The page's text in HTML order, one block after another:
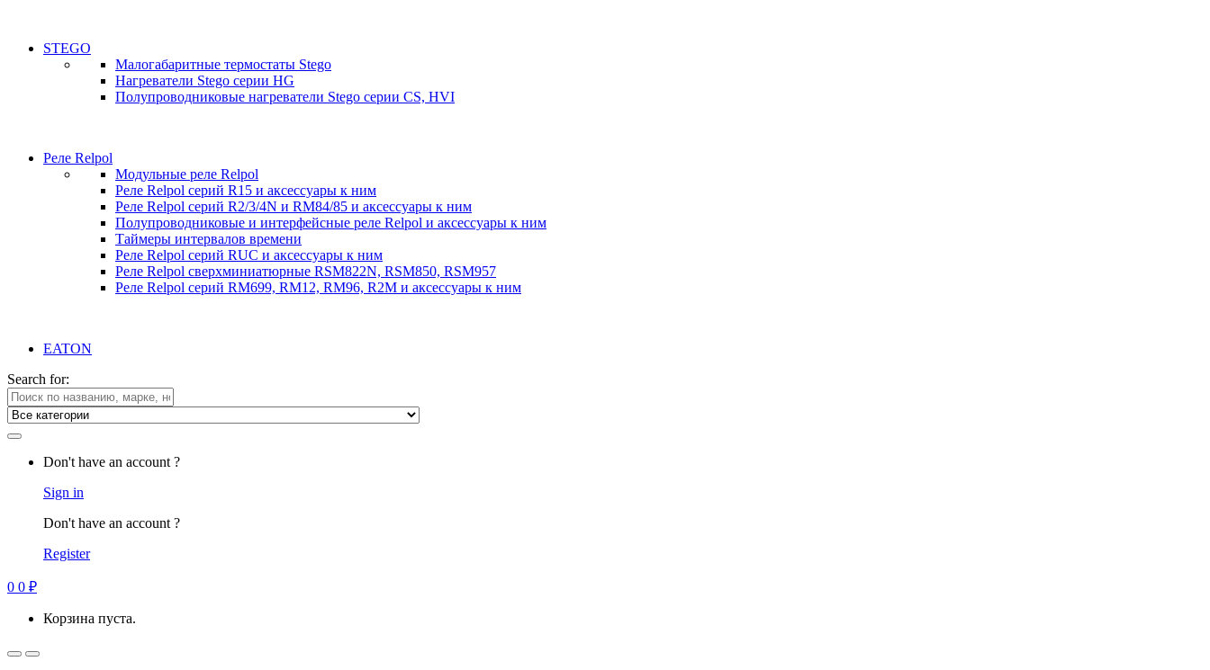
STEGO
Малогабаритные термостаты Stego
Нагреватели Stego серии HG
Полупроводниковые нагреватели Stego серии CS, HVI
Реле Relpol
Модульные реле Relpol
Реле Relpol серий R15 и аксессуары к ним
Реле Relpol серий R2/3/4N и RM84/85 и аксессуары к ним
Полупроводниковые и интерфейсные реле Relpol и аксессуары к ним
Таймеры интервалов времени
Реле Relpol серий RUC и аксессуары к ним
Реле Relpol сверхминиатюрные RSM822N, RSM850, RSM957
Реле Relpol серий RM699, RM12, RM96, R2M и аксессуары к ним
EATON
Search for:
Don't have an account ?
Sign in
Don't have an account ?
Register
0 0 ₽
Корзина пуста.